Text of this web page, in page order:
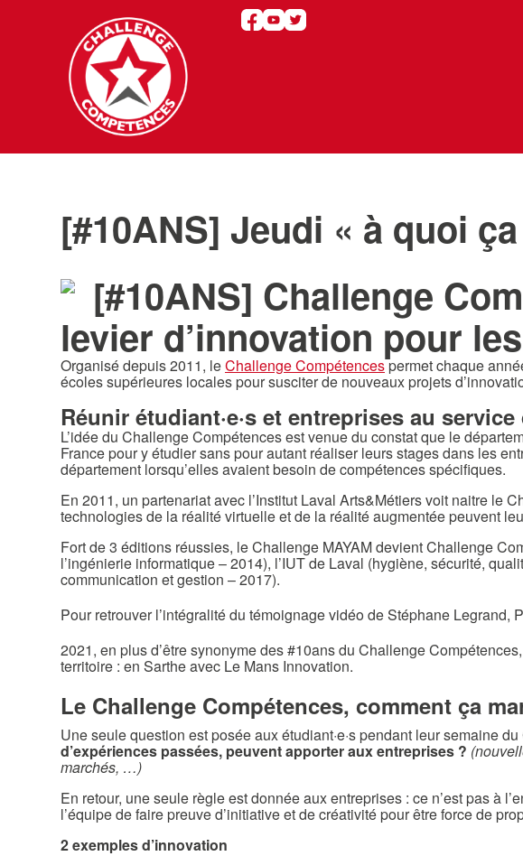
[#10ANS] Jeudi « à quoi
[#10ANS] Challenge
levier d’innovation pour
Organisé depuis 2011, leChallenge Compétencespermet chaque
écoles supérieures locales pour susciter de nouveaux projets
Réunir étudiant·e·s et entreprises au
L’idée du Challenge Compétences est venue du constat que le
France pour y étudier sans pour autant réaliser leurs stages dans les
département lorsqu’elles avaient besoin de compétences spécifiques.
En 2011, un partenariat avec l’Institut Laval Arts&Métiers voit naitre le
technologies de la réalité virtuelle et de la réalité augmentée peuvent
Fort de 3 éditions réussies, le Challenge MAYAM devient Challenge
l’ingénierie informatique – 2014), l’IUT de Laval (hygiène, sécurité,
communication et gestion – 2017).
Pour retrouver l’intégralité du témoignage vidéo de Stéphane Legrand,
2021, en plus d’être synonyme des #10ans du Challenge
territoire : en Sarthe avec Le Mans Innovation.
Le Challenge Compétences, comment ça
Une seule question est posée aux étudiant·e·s pendant leur semaine
d’expériences passées, peuvent apporter aux entreprises ?
marchés, …)
En retour, une seule règle est donnée aux entreprises : ce n’est pas à
l’équipe de faire preuve d’initiative et de créativité pour être force de
2 exemples d’innovation